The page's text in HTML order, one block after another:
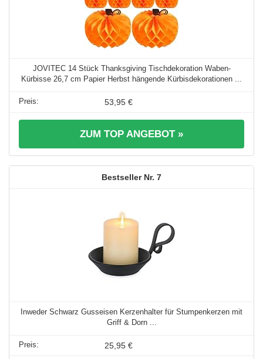
JOVITEC 14 Stück Thanksgiving Tischdekoration Waben-
Kürbisse 26,7 cm Papier Herbst hängende Kürbisdekorationen ...
53,95 €
ZUM TOP ANGEBOT »
7
Inweder Schwarz Gusseisen Kerzenhalter für Stumpenkerzen mit
Griff & Dorn ...
25,95 €